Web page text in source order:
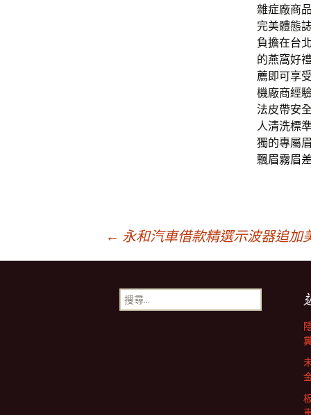
雜症廠商
完美體態
負擔在台
的燕窩好
薦即可享
機廠商經
法皮帶安
人清洗標
獨的專屬
飄眉霧眉
← 永和汽車借款精選示波器追加
搜
尋